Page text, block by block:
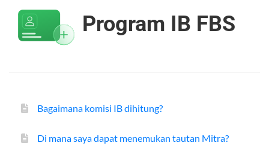
Program IB FBS
Bagaimana komisi IB dihitung?
Di mana saya dapat menemukan tautan Mitra?